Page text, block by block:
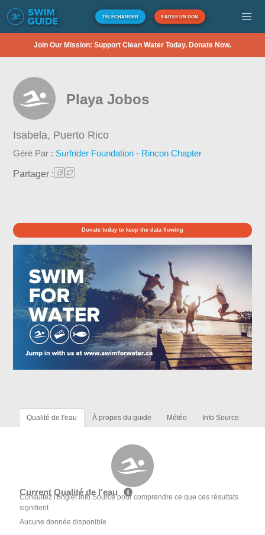
TÉLÉCHARGER FAITES UN DON
Join Our Mission: Support Clean Water Today. Donate Now.
Playa Jobos
Isabela, Puerto Rico
Géré Par : Surfrider Foundation - Rincon Chapter
Partager :
Donate today to keep the data flowing
Qualité de l'eau À propos du guide Météo Info Source
Current Qualité de l'eau
Consultez l'onglet Info Source pour comprendre ce que ces résultats
signifient
Aucune donnée disponible